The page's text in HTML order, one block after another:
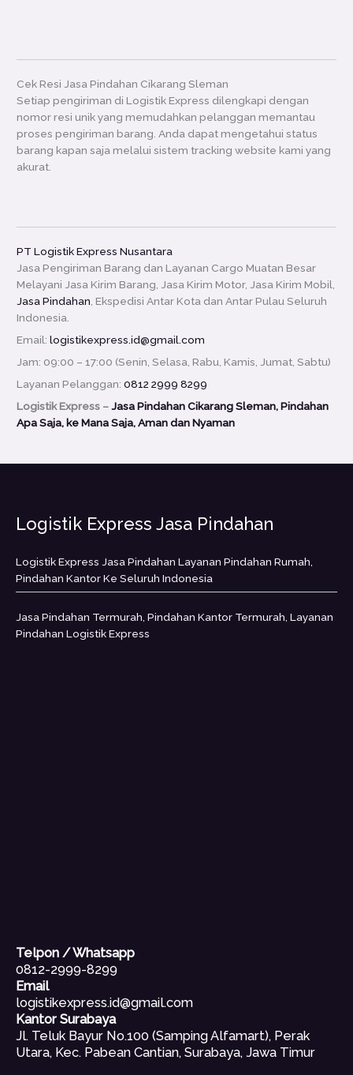
Cek Resi Jasa Pindahan Cikarang Sleman
Setiap pengiriman di Logistik Express dilengkapi dengan
nomor resi unik yang memudahkan pelanggan memantau
proses pengiriman barang. Anda dapat mengetahui status
barang kapan saja melalui sistem tracking website kami yang
akurat.
PT Logistik Express Nusantara
Jasa Pengiriman Barang dan Layanan Cargo Muatan Besar
Melayani Jasa Kirim Barang, Jasa Kirim Motor, Jasa Kirim Mobil,
Jasa Pindahan, Ekspedisi Antar Kota dan Antar Pulau Seluruh
Indonesia.
Email:logistikexpress.id@gmail.com
Jam: 09:00 – 17:00 (Senin, Selasa, Rabu, Kamis, Jumat, Sabtu)
Layanan Pelanggan:0812 2999 8299
Logistik Express –Jasa Pindahan Cikarang Sleman, Pindahan
Apa Saja, ke Mana Saja, Aman dan Nyaman
Logistik Express Jasa Pindahan
Logistik Express Jasa Pindahan Layanan Pindahan Rumah,
Pindahan Kantor Ke Seluruh Indonesia
Jasa Pindahan Termurah, Pindahan Kantor Termurah, Layanan
Pindahan Logistik Express
Telpon / Whatsapp
0812-2999-8299
Email
logistikexpress.id@gmail.com
Kantor Surabaya
Jl. Teluk Bayur No.100 (Samping Alfamart), Perak
Utara, Kec. Pabean Cantian, Surabaya, Jawa Timur